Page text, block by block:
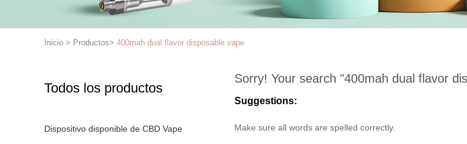
Inicio > Productos> 400mah dual flavor disposable vape
Todos los productos
Dispositivo disponible de CBD Vape
Sorry! Your search "400mah dual flavor
Suggestions:
Make sure all words are spelled correctly.